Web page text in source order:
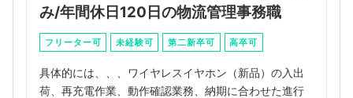
み/年間休日120日の物流管理事務職
フリーター可 未経験可 第二新卒可 高卒可
具体的には、、、ワイヤレスイヤホン（新品）の入出
荷、再充電作業、動作確認業務、納期に合わせた進行